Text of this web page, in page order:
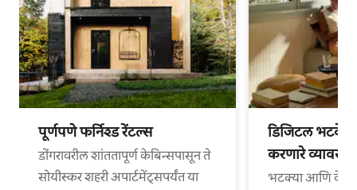
पूर्णपणे फर्निश्ड रेंटल्स
डोंगरावरील शांततापूर्ण केबिन्सपासून ते
सोयीस्कर शहरी अपार्टमेंट्सपर्यंत या
डिजिटल भटके
करणारे
भटक्या आणि